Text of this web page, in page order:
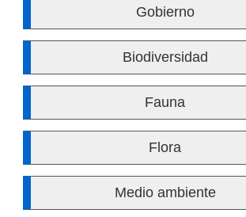
Gobierno
Biodiversidad
Fauna
Flora
Medio ambiente